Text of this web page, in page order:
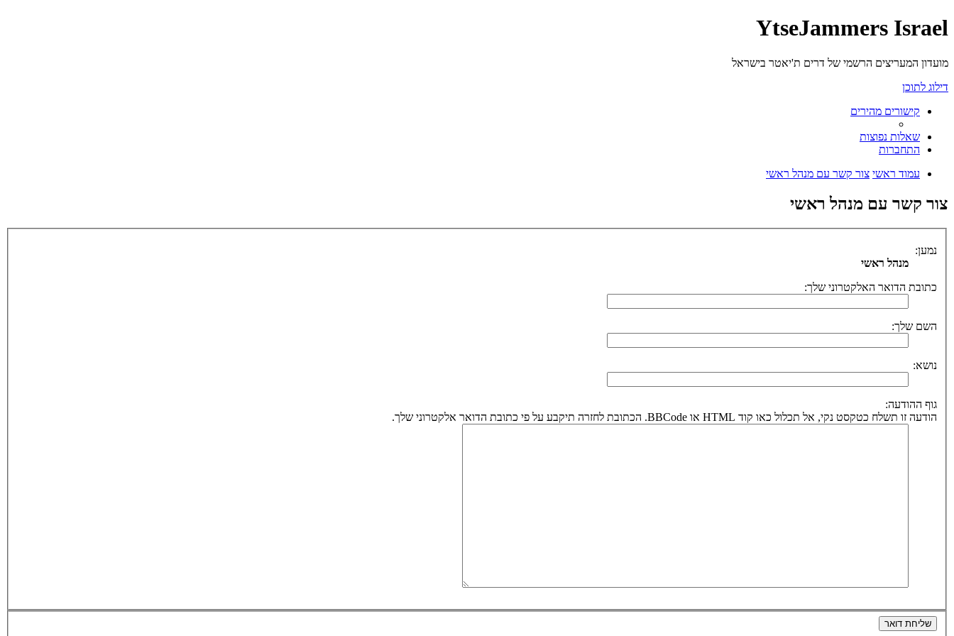
YtseJammers Israel
מועדון המעריצים הרשמי של דרים ת'יאטר בישראל
דילוג לתוכן
קישורים מהירים
שאלות נפוצות
התחברות
עמוד ראשי צור קשר עם מנהל ראשי
צור קשר עם מנהל ראשי
נמען:
מנהל ראשי
כתובת הדואר האלקטרוני שלך:
השם שלך:
נושא:
גוף ההודעה:
הודעה זו תשלח כטקסט נקי, אל תכלול כאו קוד HTML או BBCode. הכתובת לחזרה תיקבע על פי כתובת הדואר אלקטרוני שלך.